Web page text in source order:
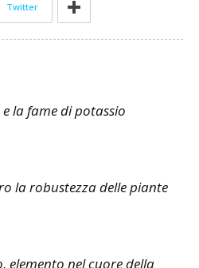
Twitter
la fame di potassio
la robustezza delle piante
elemento nel cuore della